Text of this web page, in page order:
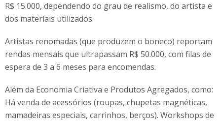
R$ 15.000, dependendo do grau de realismo, do artista e
dos materiais utilizados.
Artistas renomadas (que produzem o boneco) reportam
rendas mensais que ultrapassam R$ 50.000, com filas de
espera de 3 a 6 meses para encomendas.
Além da Economia Criativa e Produtos Agregados, como:
Há venda de acessórios (roupas, chupetas magnéticas,
mamadeiras especiais, carrinhos, berços). Workshops de